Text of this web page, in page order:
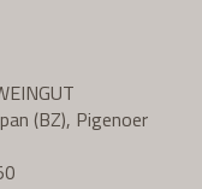
(BZ), Pigenoer